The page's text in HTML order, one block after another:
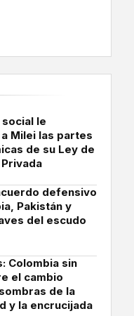
le
Milei las partes
de su Ley de
defensivo
Pakistán y
del escudo
Colombia sin
el cambio
de la
y la encrucijada